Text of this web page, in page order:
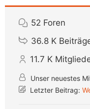
52 Foren
36.8 K
11.7 K
Unser neuestes
Letzter Beitrag: